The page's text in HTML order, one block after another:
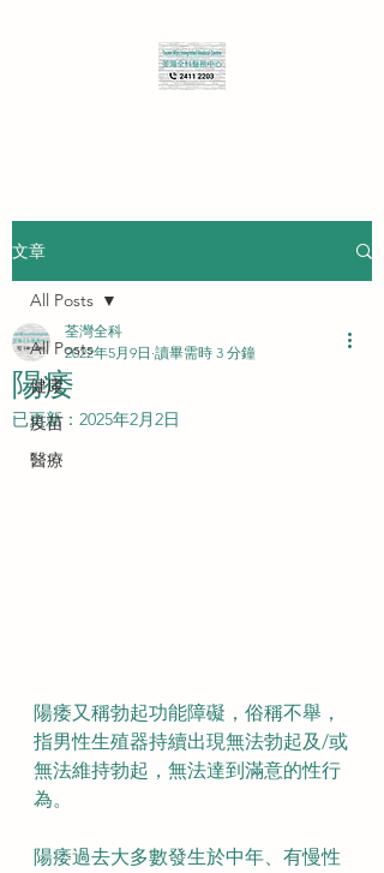
文章
All Posts
健康
疫苗
醫療
All Posts
陽痿
荃灣全科
2022年5月9日 讀畢需時 3 分鐘
已更新： 2025年2月2日
陽痿又稱勃起功能障礙，俗稱不舉，
指男性生殖器持續出現無法勃起及/或
無法維持勃起，無法達到滿意的性行
為。
陽痿過去大多數發生於中年、有慢性